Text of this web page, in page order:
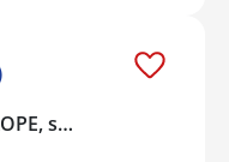
s…